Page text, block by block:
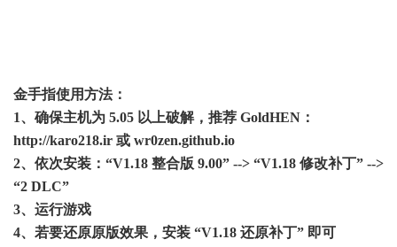
金手指使用方法：
1、确保主机为 5.05 以上破解，推荐 GoldHEN：
http://karo218.ir 或 wr0zen.github.io
2、依次安装：“V1.18 整合版 9.00” --> “V1.18 修改补丁” -->
“2 DLC”
3、运行游戏
4、若要还原原版效果，安装 “V1.18 还原补丁” 即可